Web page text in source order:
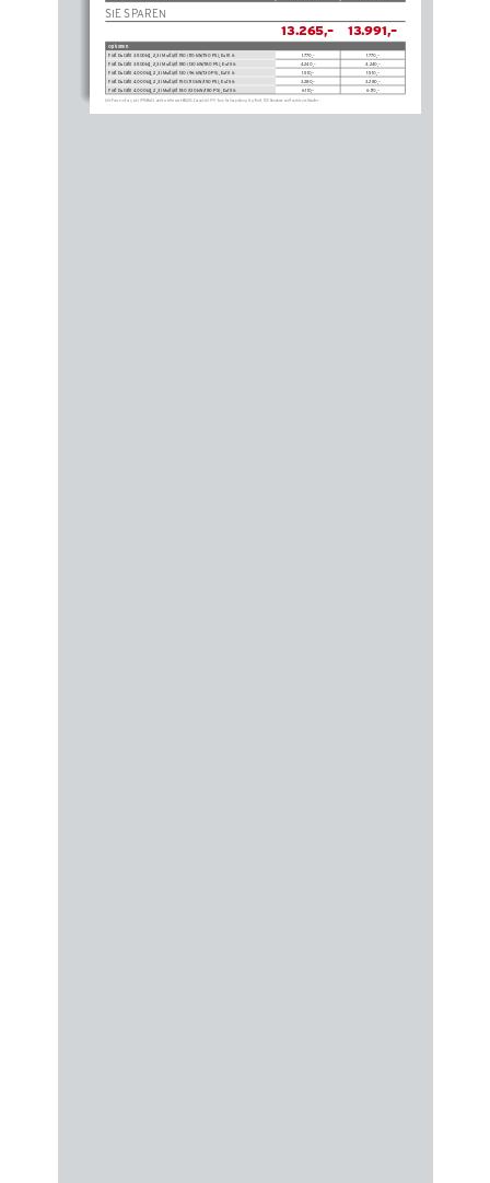
13.265,– 13.991,–
SIE SPAREN
Optionen
Fiat Ducato 3.500 kg, 2,3 l Multijet 150 (110 kW/150 PS), Euro 6 1.770, –
1.770,–
Fiat Ducato 3.500 kg, 2,3 l Multijet 180 (130 kW/180 PS), Euro 6 4.240,–
4.240,–
Fiat Ducato 4.000 kg, 2,3 l Multijet 130 (96 kW/130 PS), Euro 6 1.510,–
1.510,–
Fiat Ducato 4.000 kg, 2,3 l Multijet 150 (110 kW/150 PS), Euro 6 3.280,–
3.280,–
Fiat Ducato 4.000 kg, 2,3 l Multijet 180 (130 kW/180 PS), Euro 6 6.110,– 6.110,–
Alle Preise in Euro, inkl. 19 % MwSt. ab Herstellerwerk KnAuS. Zuzüglich 1.199,– Euro für Gasprüfung, Fzg.-Brief, TÜV-Abnahme und Fracht zum Händler.